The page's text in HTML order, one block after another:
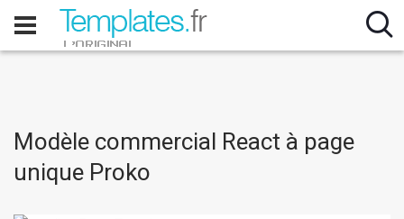
Modèle commercial React à page
unique Proko